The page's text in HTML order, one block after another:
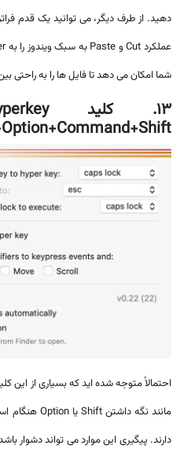
شما امکان می دهد تا فایل ها را به راحتی
احتمالاً متوجه شده اید که بسیاری از این
دارند. پیگیری این موارد می تواند دشوار